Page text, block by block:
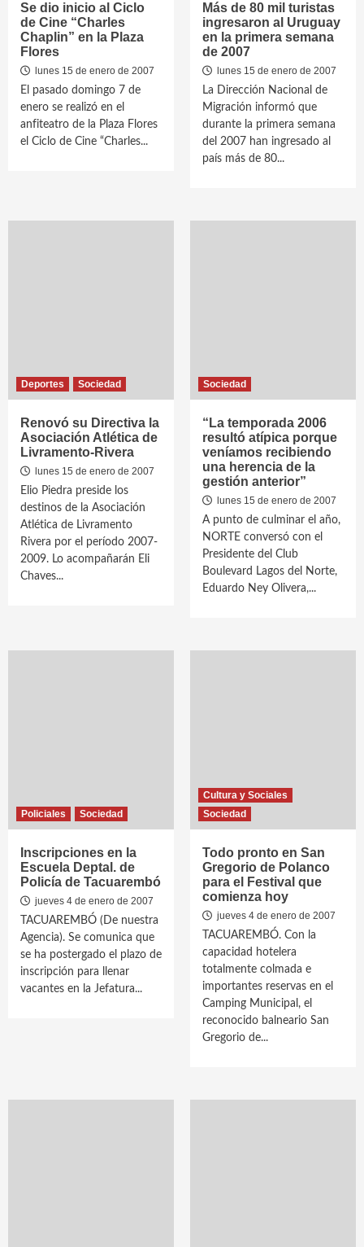
Se dio inicio al Ciclo
de Cine “Charles
Chaplin” en la Plaza
Flores
lunes 15 de enero de 2007
El pasado domingo 7 de
enero se realizó en el
anfiteatro de la Plaza Flores
el Ciclo de Cine “Charles...
Más de 80 mil turistas
ingresaron al Uruguay
en la primera semana
de 2007
lunes 15 de enero de 2007
La Dirección Nacional de
Migración informó que
durante la primera semana
del 2007 han ingresado al
país más de 80...
Deportes Sociedad
Renovó su Directiva la
Asociación Atlética de
Livramento-Rivera
lunes 15 de enero de 2007
Elio Piedra preside los
destinos de la Asociación
Atlética de Livramento
Rivera por el período 2007-
2009. Lo acompañarán Eli
Chaves...
Sociedad
“La temporada 2006
resultó atípica porque
veníamos recibiendo
una herencia de la
gestión anterior”
lunes 15 de enero de 2007
A punto de culminar el año,
NORTE conversó con el
Presidente del Club
Boulevard Lagos del Norte,
Eduardo Ney Olivera,...
Policiales Sociedad
Inscripciones en la
Escuela Deptal. de
Policía de Tacuarembó
jueves 4 de enero de 2007
TACUAREMBÓ (De nuestra
Agencia). Se comunica que
se ha postergado el plazo de
inscripción para llenar
vacantes en la Jefatura...
Cultura y Sociales
Sociedad
Todo pronto en San
Gregorio de Polanco
para el Festival que
comienza hoy
jueves 4 de enero de 2007
TACUAREMBÓ. Con la
capacidad hotelera
totalmente colmada e
importantes reservas en el
Camping Municipal, el
reconocido balneario San
Gregorio de...